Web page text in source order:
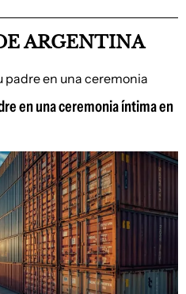
ARGENTINA
en una ceremonia íntima en